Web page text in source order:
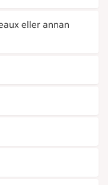
eller annan